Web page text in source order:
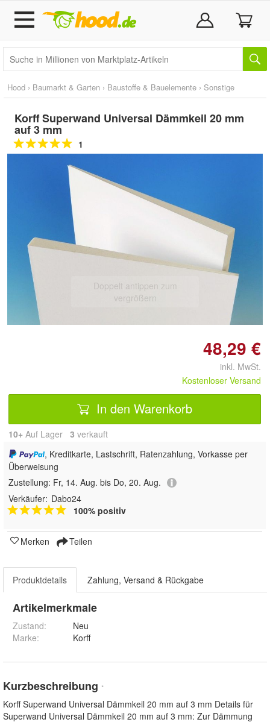
Hood › Baumarkt & Garten › Baustoffe & Bauelemente › Sonstige
Korff Superwand Universal Dämmkeil 20 mm
auf 3 mm
1
Doppelt antippen zum
vergrößern
48,29 €
inkl. MwSt.
Kostenloser Versand
In den Warenkorb
10+ Auf Lager 3 verkauft
, Kreditkarte, Lastschrift, Ratenzahlung, Vorkasse per
Überweisung
Zustellung: Fr, 14. Aug. bis Do, 20. Aug.
Verkäufer: Dabo24
100% positiv
Merken Teilen
Produktdetails Zahlung, Versand & Rückgabe
Artikelmerkmale
Zustand:
Neu
Marke:
Korff
Kurzbeschreibung *
Korff Superwand Universal Dämmkeil 20 mm auf 3 mm Details für
Superwand Universal Dämmkeil 20 mm auf 3 mm: Zur Dämmung